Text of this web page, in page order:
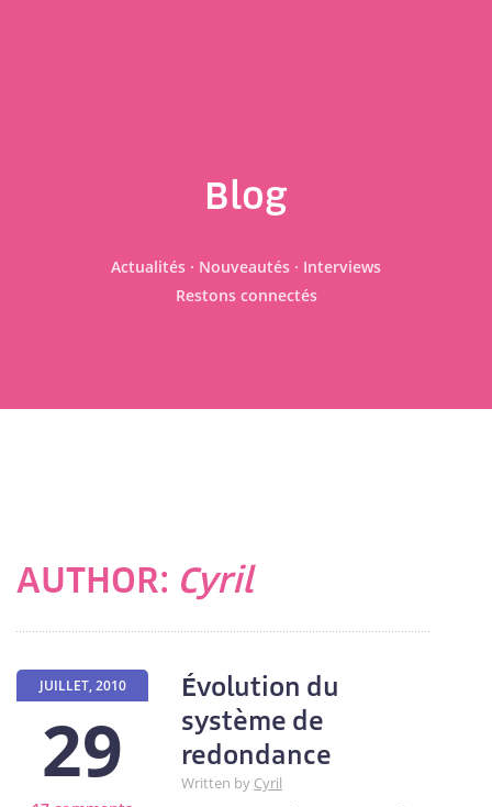
Blog
Actualités · Nouveautés · Interviews
Restons connectés
AUTHOR: Cyril
JUILLET, 2010
29
Évolution du
système de
redondance
Written by Cyril